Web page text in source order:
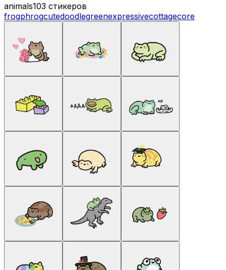
animals103 стикеров
frogphrogcutedoodlegreenexpressivecottagecore